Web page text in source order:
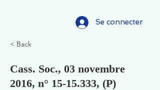
Se connecter
< Back
Cass. Soc., 03 novembre
2016, n° 15-15.333, (P)